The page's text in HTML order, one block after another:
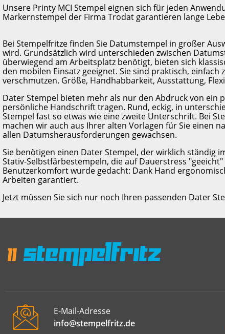
Unsere Printy MCI Stempel eignen sich für jeden
Markernstempel der Firma Trodat garantieren lange
Bei Stempelfritze finden Sie Datumstempel in großer
wird. Grundsätzlich wird unterschieden zwischen
überwiegend am Arbeitsplatz benötigt, bieten sich
den mobilen Einsatz geeignet. Sie sind praktisch,
verschmutzen. Größe, Handhabbarkeit, Ausstattung,
Dater Stempel bieten mehr als nur den Abdruck von ein
persönliche Handschrift tragen. Rund, eckig, in
Stempel fast so etwas wie eine zweite Unterschrift. Bei
machen wir auch aus Ihrer alten Vorlagen für Sie einen
allen Datumsherausforderungen gewachsen.
Sie benötigen einen Dater Stempel, der wirklich ständig
Stativ-Selbstfärbestempeln, die auf Dauerstress
Benutzerkomfort wurde gedacht: Dank Hand
Arbeiten garantiert.
Jetzt müssen Sie sich nur noch Ihren passenden Dater
E-Mail-Adresse
info@stempelfritz.de